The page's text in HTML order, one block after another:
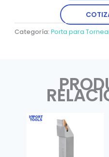
Categoría: Porta para